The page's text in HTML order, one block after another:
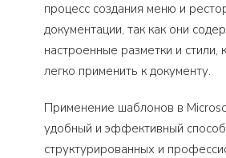
процесс создания меню и
документации, так как они
настроенные разметки и
легко применить к документу.
Применение шаблонов в
удобный и эффективный способ
структурированных и